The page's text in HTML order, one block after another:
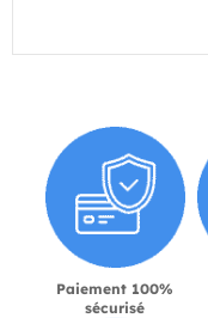
Paiement 100%
sécurisé